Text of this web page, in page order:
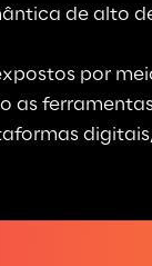
de alto
por
as